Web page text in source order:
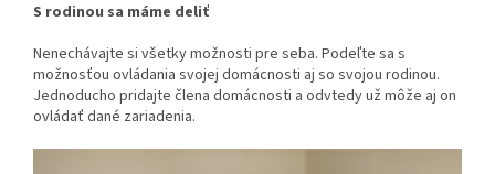
S rodinou sa máme deliť
Nenechávajte si všetky možnosti pre seba. Podeľte sa s
možnosťou ovládania svojej domácnosti aj so svojou rodinou.
Jednoducho pridajte člena domácnosti a odvtedy už môže aj on
ovládať dané zariadenia.